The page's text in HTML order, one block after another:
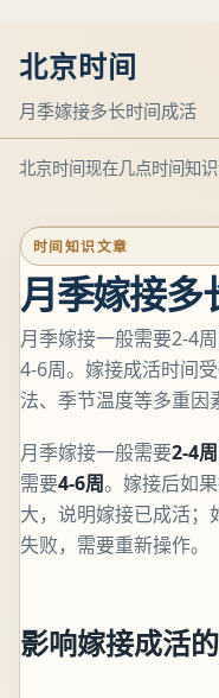
北京时间
月季嫁接多长时间成活
北京时间现在几点时间知
时间知识文章
月季嫁接多
月季嫁接一般需要2-4
4-6周。嫁接成活时间
法、季节温度等多重因
月季嫁接一般需要2-4周
需要4-6周。嫁接后如
大，说明嫁接已成活；
失败，需要重新操作。
影响嫁接成活